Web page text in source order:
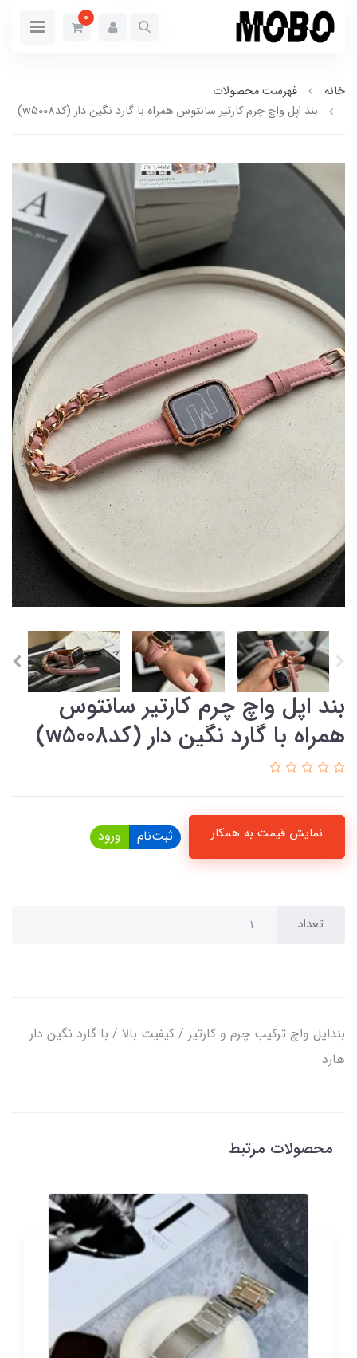
0
خانه
فهرست محصولات
بند اپل واچ چرم کارتیر سانتوس همراه با گارد نگین دار (کدw5008)
بند اپل واچ چرم کارتیر سانتوس
همراه با گارد نگین دار (کدw5008)
نمایش قیمت به همکار ثبت‌نام ورود
تعداد
بنداپل واچ ترکیب چرم و کارتیر / کیفیت بالا / با گارد نگین دار
هارد
محصولات مرتبط